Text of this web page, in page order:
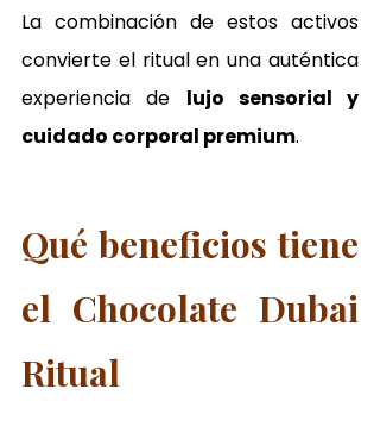
La combinación de estos activos
convierte el ritual en una auténtica
experiencia de lujo sensorial y
cuidado corporal premium.
Qué beneficios tiene
el Chocolate Dubai
Ritual